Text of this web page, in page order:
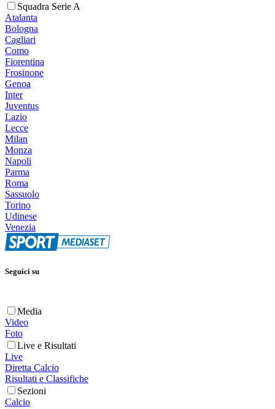
Squadra Serie A
Atalanta
Bologna
Cagliari
Como
Fiorentina
Frosinone
Genoa
Inter
Juventus
Lazio
Lecce
Milan
Monza
Napoli
Parma
Roma
Sassuolo
Torino
Udinese
Venezia
Seguici su
Media
Video
Foto
Live e Risultati
Live
Diretta Calcio
Risultati e Classifiche
Sezioni
Calcio